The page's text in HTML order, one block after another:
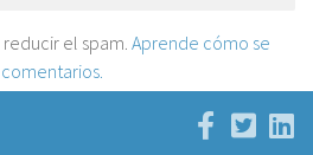
el spam. Aprende cómo se